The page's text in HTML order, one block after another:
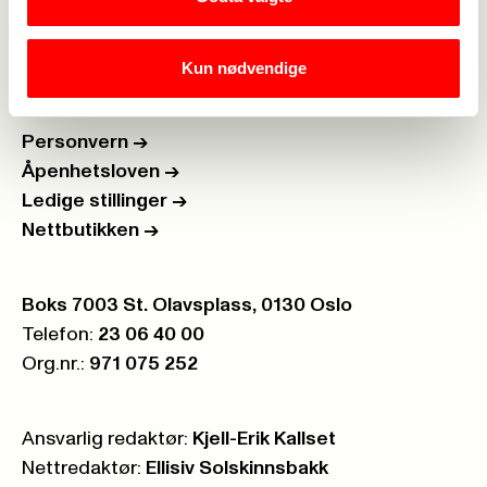
Kun nødvendige
Rettigheter i arbeidslivet
Brosjyrer og materiell
Personvern ->
Åpenhetsloven ->
Ledige stillinger ->
Nettbutikken ->
Postboks:
Boks 7003 St. Olavsplass, 0130 Oslo
Telefon: 23 06 40 00
Org.nr.: 971 075 252
Ansvarlig redaktør: Kjell-Erik Kallset
Nettredaktør: Ellisiv Solskinnsbakk